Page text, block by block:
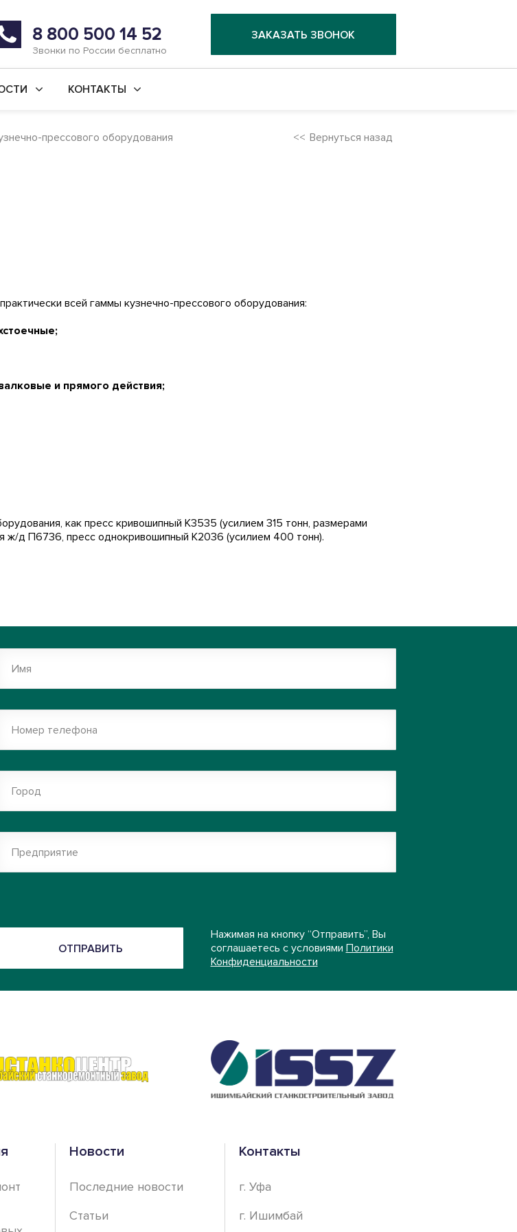
8 800 500 14 52
Звонки по России бесплатно
ЗАКАЗАТЬ ЗВОНОК
КОНТАКТЫ
прессового оборудования Вернуться назад
всей гаммы кузнечно-прессового оборудования:
и прямого действия;
как пресс кривошипный К3535 (усилием 315 тонн, размерами
ж/д П6736, пресс однокривошипный К2036 (усилием 400 тонн).
Имя
Номер телефона
Город
Предприятие
ОТПРАВИТЬ
Нажимая на кнопку “Отправить”, Вы
соглашаетесь с условиями Политики
Конфиденциальности
Новости
Последние новости
Статьи
Контакты
г. Уфа
г. Ишимбай